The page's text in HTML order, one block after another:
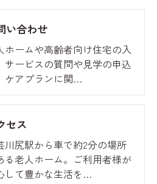
い合わせ
ホームや高齢者向け住宅の入
サービスの質問や見学の申込
ケアプランに関…
セス
川尻駅から車で約2分の場所
る老人ホーム。ご利用者様が
して豊かな生活を…